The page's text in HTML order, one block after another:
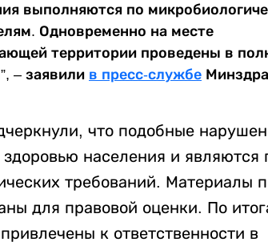
выполняются по
Одновременно на месте
территории проведены в
– заявили в пресс-службе
что подобные
населения и являются
требований. Материалы
для правовой оценки. По
к ответственности в